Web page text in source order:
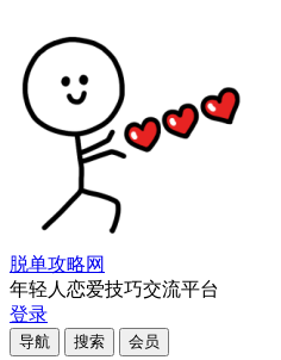
脱单攻略网
年轻人恋爱技巧交流平台
登录
导航 搜索 会员